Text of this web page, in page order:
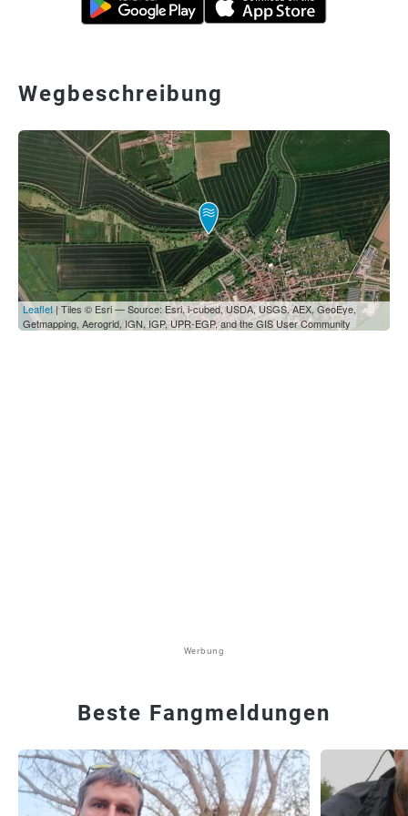
Wegbeschreibung
Leaflet | Tiles © Esri — Source: Esri, i-cubed, USDA, USGS, AEX, GeoEye,
Getmapping, Aerogrid, IGN, IGP, UPR-EGP, and the GIS User Community
Werbung
Beste Fangmeldungen